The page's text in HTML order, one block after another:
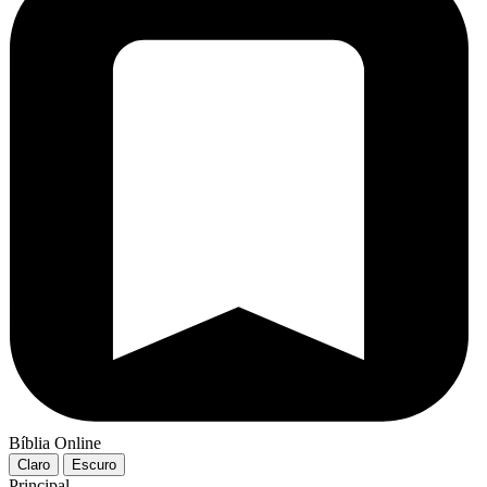
Bíblia Online
Claro Escuro